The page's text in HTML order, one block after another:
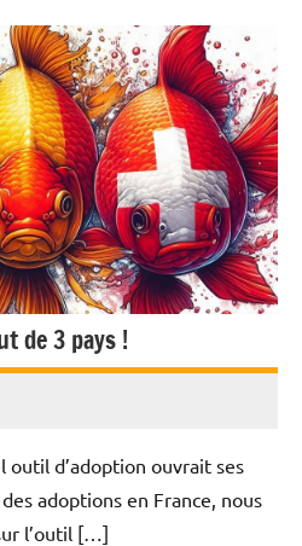
de 3 pays !
outil d’adoption ouvrait ses
adoptions en France, nous
l’outil […]